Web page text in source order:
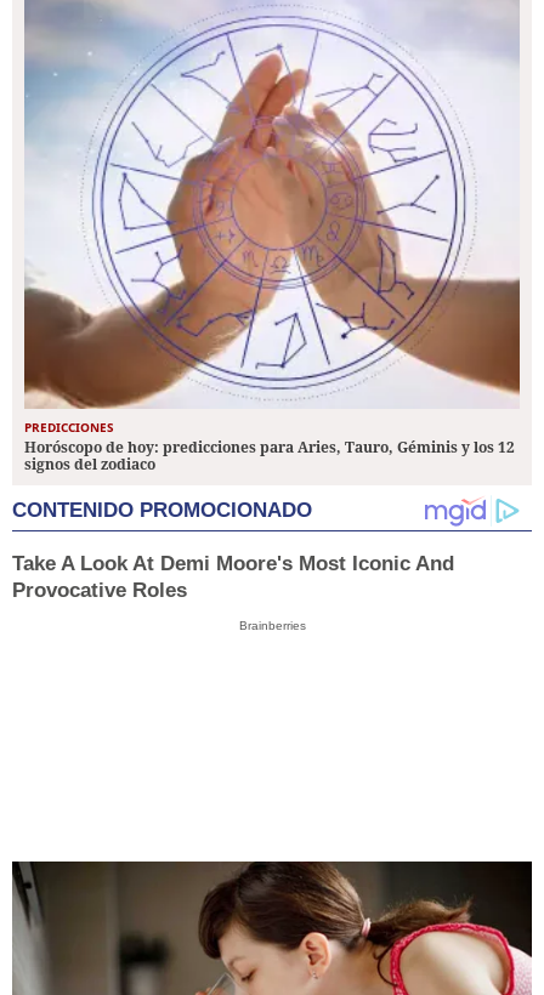
PREDICCIONES
Horóscopo de hoy: predicciones para Aries, Tauro, Géminis y los 12
signos del zodiaco
CONTENIDO PROMOCIONADO
Take A Look At Demi Moore's Most Iconic And
Provocative Roles
Brainberries